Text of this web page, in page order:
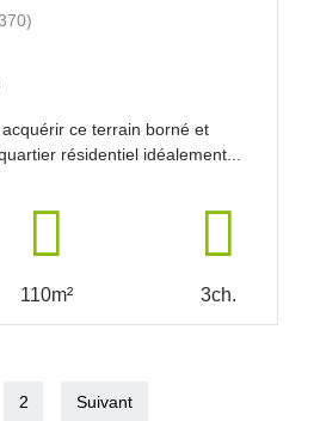
ce terrain borné et
résidentiel idéalement...
110m² 3ch.
2 Suivant